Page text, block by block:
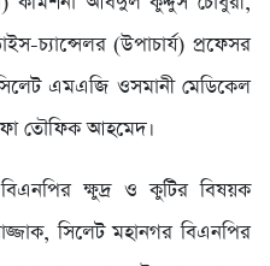
চ্যান্সেলর (উপাচার্য) প্রফেসর
এমএজি ওসমানী মেডিকেল
তৌফিক আহমেদ।
বিএনপির ক্ষুদ্র ও কুটির বিষয়ক
সিলেট মহানগর বিএনপির